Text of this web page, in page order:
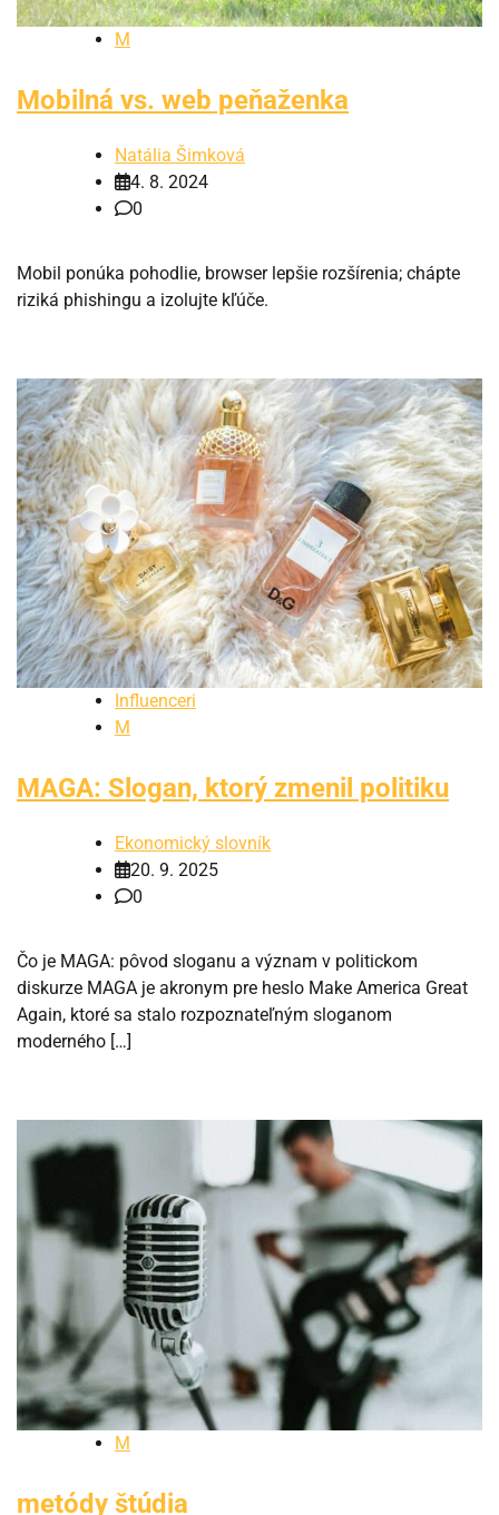
M
Mobilná vs. web peňaženka
Natália Šimková
4. 8. 2024
0
Mobil ponúka pohodlie, browser lepšie rozšírenia; chápte
riziká phishingu a izolujte kľúče.
Influenceri
M
MAGA: Slogan, ktorý zmenil politiku
Ekonomický slovník
20. 9. 2025
0
Čo je MAGA: pôvod sloganu a význam v politickom
diskurze MAGA je akronym pre heslo Make America Great
Again, ktoré sa stalo rozpoznateľným sloganom
moderného […]
M
metódy štúdia